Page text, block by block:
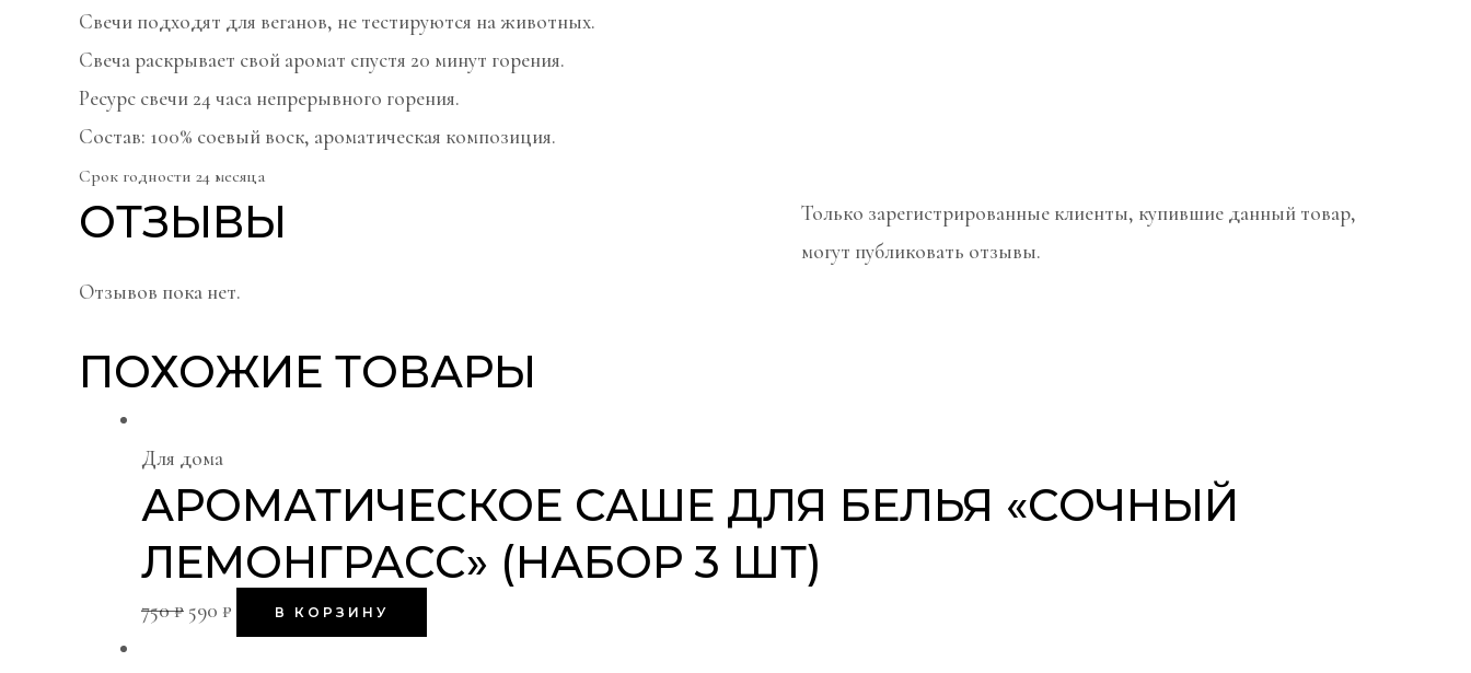
Свечи подходят для веганов, не тестируются на животных.
Свеча раскрывает свой аромат спустя 20 минут горения.
Ресурс свечи 24 часа непрерывного горения.
Состав: 100% соевый воск, ароматическая композиция.
Срок годности 24 месяца
ОТЗЫВЫ
Отзывов пока нет.
Только зарегистрированные клиенты, купившие данный товар,
могут публиковать отзывы.
ПОХОЖИЕ ТОВАРЫ
Для дома
АРОМАТИЧЕСКОЕ САШЕ ДЛЯ БЕЛЬЯ «СОЧНЫЙ
ЛЕМОНГРАСС» (НАБОР 3 ШТ)
750₽ 590 ₽ В КОРЗИНУ